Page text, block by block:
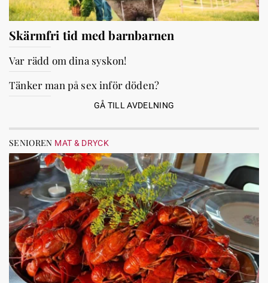
Skärmfri tid med barnbarnen
Var rädd om dina syskon!
Tänker man på sex inför döden?
GÅ TILL AVDELNING
SENIOREN MAT & DRYCK